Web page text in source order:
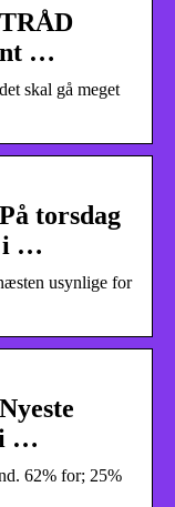
…
skal gå meget
torsdag
i …
usynlige for
i …
62% for; 25%